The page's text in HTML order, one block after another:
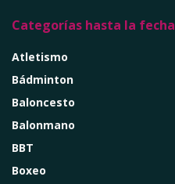
Categorías hasta la fecha
Atletismo
Bádminton
Baloncesto
Balonmano
BBT
Boxeo